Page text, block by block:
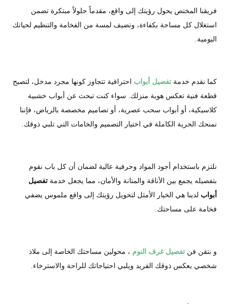
فريقنا المختص يحول رؤيتك إلى واقع، مقدماً حلولاً مبتكرة تضمن
استغلال كل مساحة بكفاءة، وتضيف لمسة من الفخامة والتنظيم لحياتك
اليومية.
كما نقدم خدمة تفصيل أبواب احترافية تتجاوز كونها مجرد مدخل، لتصبح
قطعة فنية تعكس هوية منزلك. سواء كنت تبحث عن أبواب خشبية
كلاسيكية، أو أبواب سحب عصرية، أو تصاميم مخصصة بالرياض، فإننا
نمنحك الحرية الكاملة في اختيار التصميم والخامات التي تلبي ذوقك.
نلتزم باستخدام أجود المواد وحرفية عالية لضمان أن كل باب نقوم
بتفصيله يجمع بين الأناقة والمتانة والأمان، مما يجعل خدمة تفصيل
أبواب لدينا هي الخيار الأمثل لتحويل رؤيتك إلى واقع ملموس يضفي
فخامة على مساحتك.
و نتقن فن تفصيل غرف النوم ، محولين مساحتك الخاصة إلى ملاذ
شخصي يعكس ذوقك الفريد ويلبي احتياجاتك للراحة والاسترخاء.